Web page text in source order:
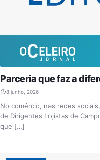
Parceria que faz a
8 junho, 2026
No comércio, nas redes
de Dirigentes Lojistas de
que […]